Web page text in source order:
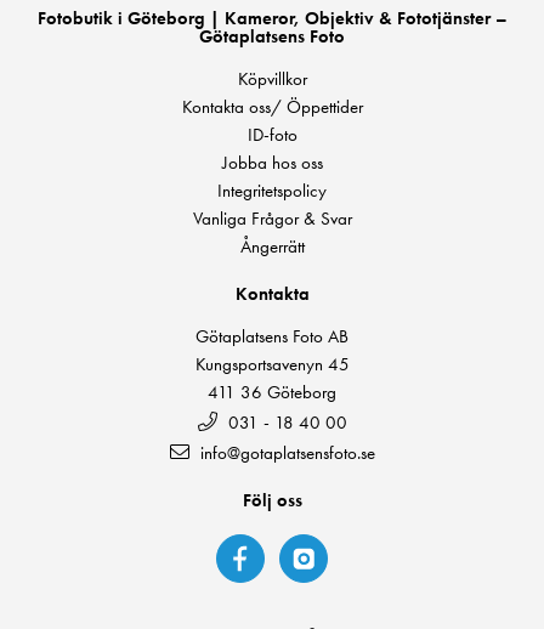
Fotobutik i Göteborg | Kameror, Objektiv & Fototjänster –
Götaplatsens Foto
Köpvillkor
Kontakta oss/ Öppettider
ID-foto
Jobba hos oss
Integritetspolicy
Vanliga Frågor & Svar
Ångerrätt
Kontakta
Götaplatsens Foto AB
Kungsportsavenyn 45
411 36 Göteborg
031 - 18 40 00
info@gotaplatsensfoto.se
Följ oss